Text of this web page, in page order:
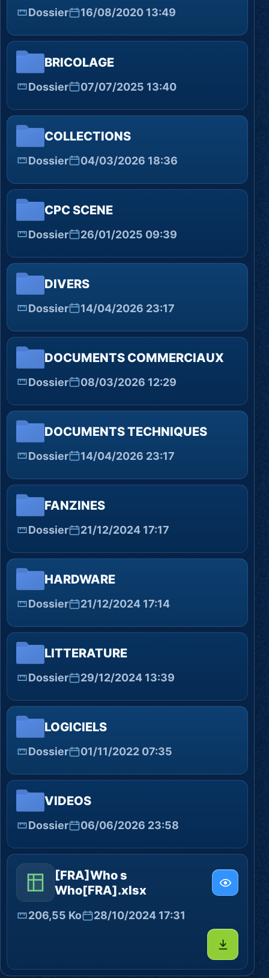
Dossier 16/08/2020 13:49
BRICOLAGE
Dossier 07/07/2025 13:40
COLLECTIONS
Dossier 04/03/2026 18:36
CPC SCENE
Dossier 26/01/2025 09:39
DIVERS
Dossier 14/04/2026 23:17
DOCUMENTS COMMERCIAUX
Dossier 08/03/2026 12:29
DOCUMENTS TECHNIQUES
Dossier 14/04/2026 23:17
FANZINES
Dossier 21/12/2024 17:17
HARDWARE
Dossier 21/12/2024 17:14
LITTERATURE
Dossier 29/12/2024 13:39
LOGICIELS
Dossier 01/11/2022 07:35
VIDEOS
Dossier 06/06/2026 23:58
[FRA]Who s
Who[FRA].xlsx
206,55 Ko 28/10/2024 17:31